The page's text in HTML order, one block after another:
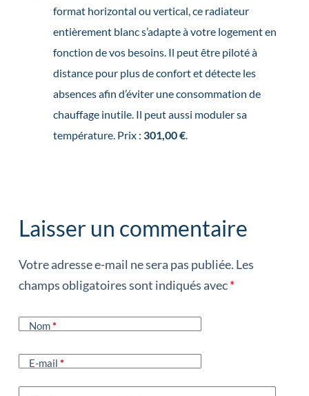
format horizontal ou vertical, ce radiateur
entièrement blanc s’adapte à votre logement en
fonction de vos besoins. Il peut être piloté à
distance pour plus de confort et détecte les
absences afin d’éviter une consommation de
chauffage inutile. Il peut aussi moduler sa
température. Prix : 301,00 €.
Laisser un commentaire
Votre adresse e-mail ne sera pas publiée. Les
champs obligatoires sont indiqués avec*
Nom*
E-mail *